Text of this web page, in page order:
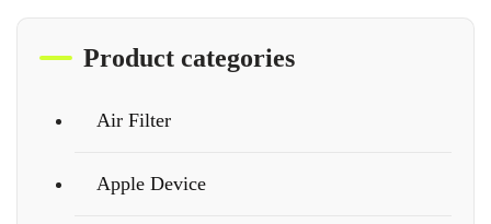
Product categories
Air Filter
Apple Device